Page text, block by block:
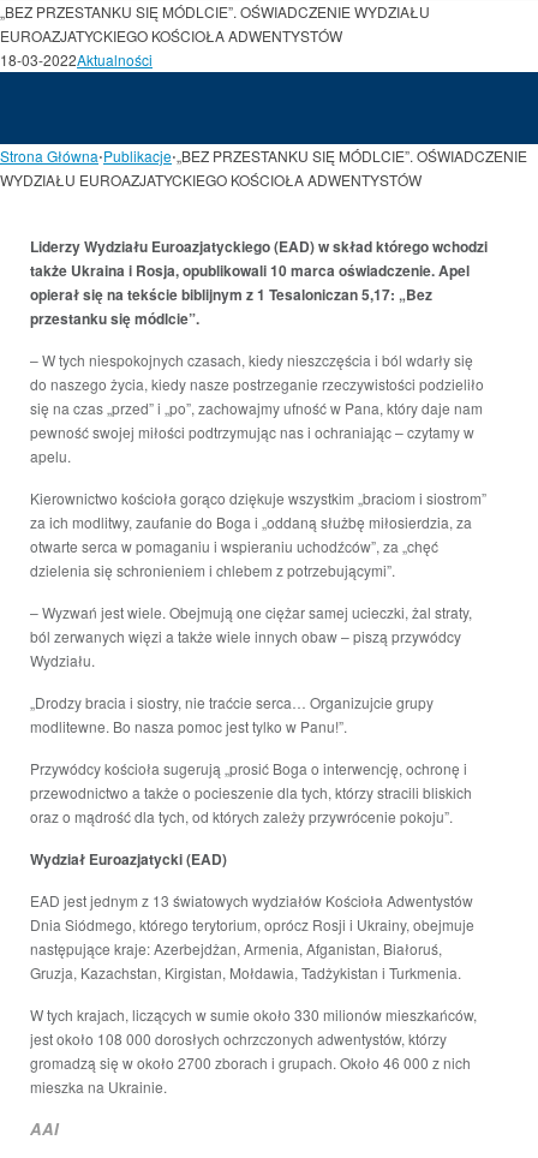
„BEZ PRZESTANKU SIĘ MÓDLCIE”. OŚWIADCZENIE WYDZIAŁU
EUROAZJATYCKIEGO KOŚCIOŁA ADWENTYSTÓW
18-03-2022Aktualności
Strona Główna⋅Publikacje⋅„BEZ PRZESTANKU SIĘ MÓDLCIE”. OŚWIADCZENIE
WYDZIAŁU EUROAZJATYCKIEGO KOŚCIOŁA ADWENTYSTÓW
Liderzy Wydziału Euroazjatyckiego (EAD) w skład którego wchodzi
także Ukraina i Rosja, opublikowali 10 marca oświadczenie. Apel
opierał się na tekście biblijnym z 1 Tesaloniczan 5,17: „Bez
przestanku się módlcie”.
– W tych niespokojnych czasach, kiedy nieszczęścia i ból wdarły się
do naszego życia, kiedy nasze postrzeganie rzeczywistości podzieliło
się na czas „przed” i „po”, zachowajmy ufność w Pana, który daje nam
pewność swojej miłości podtrzymując nas i ochraniając – czytamy w
apelu.
Kierownictwo kościoła gorąco dziękuje wszystkim „braciom i siostrom”
za ich modlitwy, zaufanie do Boga i „oddaną służbę miłosierdzia, za
otwarte serca w pomaganiu i wspieraniu uchodźców”, za „chęć
dzielenia się schronieniem i chlebem z potrzebującymi”.
– Wyzwań jest wiele. Obejmują one ciężar samej ucieczki, żal straty,
ból zerwanych więzi a także wiele innych obaw – piszą przywódcy
Wydziału.
„Drodzy bracia i siostry, nie traćcie serca… Organizujcie grupy
modlitewne. Bo nasza pomoc jest tylko w Panu!”.
Przywódcy kościoła sugerują „prosić Boga o interwencję, ochronę i
przewodnictwo a także o pocieszenie dla tych, którzy stracili bliskich
oraz o mądrość dla tych, od których zależy przywrócenie pokoju”.
Wydział Euroazjatycki (EAD)
EAD jest jednym z 13 światowych wydziałów Kościoła Adwentystów
Dnia Siódmego, którego terytorium, oprócz Rosji i Ukrainy, obejmuje
następujące kraje: Azerbejdżan, Armenia, Afganistan, Białoruś,
Gruzja, Kazachstan, Kirgistan, Mołdawia, Tadżykistan i Turkmenia.
W tych krajach, liczących w sumie około 330 milionów mieszkańców,
jest około 108 000 dorosłych ochrzczonych adwentystów, którzy
gromadzą się w około 2700 zborach i grupach. Około 46 000 z nich
mieszka na Ukrainie.
AAI